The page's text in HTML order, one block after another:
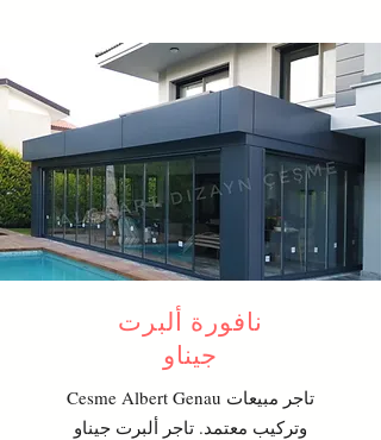
نافورة ألبرت
جيناو
Cesme Albert Genau تاجر مبيعات
وتركيب معتمد. تاجر ألبرت جيناو